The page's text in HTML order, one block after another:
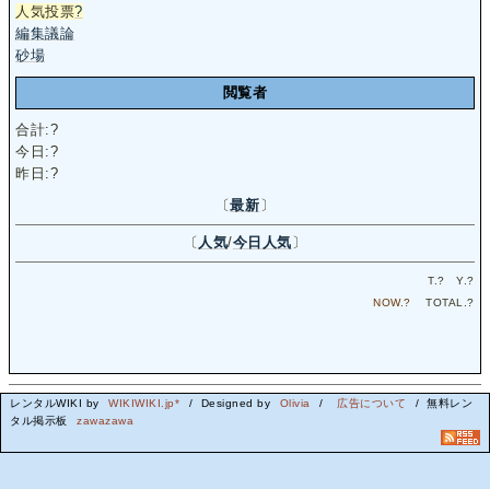
人気投票?
編集議論
砂場
閲覧者
合計:?
今日:?
昨日:?
〔最新 〕
〔 人気/今日人気 〕
T.? Y.?
NOW.? TOTAL.?
レンタルWIKI by WIKIWIKI.jp* / Designed by Olivia / 広告について
/ 無料レン
タル掲示板
zawazawa